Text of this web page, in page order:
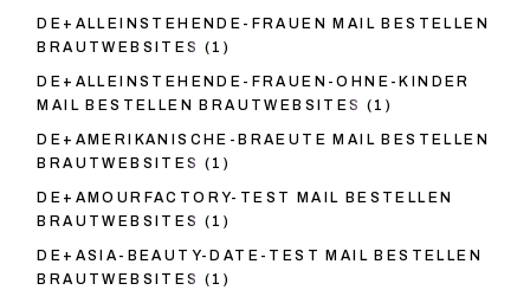
DE+ALLEINSTEHENDE-FRAUEN MAIL BESTELLEN
BRAUTWEBSITES (1)
DE+ALLEINSTEHENDE-FRAUEN-OHNE-KINDER
MAIL BESTELLEN BRAUTWEBSITES (1)
DE+AMERIKANISCHE-BRAEUTE MAIL BESTELLEN
BRAUTWEBSITES (1)
DE+AMOURFACTORY-TEST MAIL BESTELLEN
BRAUTWEBSITES (1)
DE+ASIA-BEAUTY-DATE-TEST MAIL BESTELLEN
BRAUTWEBSITES (1)